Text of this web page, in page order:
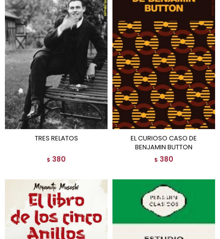
TRES RELATOS
$ 380
EL CURIOSO CASO DE
BENJAMIN BUTTON
$ 380